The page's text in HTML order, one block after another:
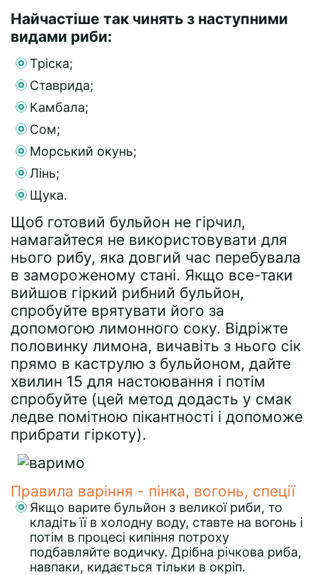
Найчастіше так чинять з наступними
видами риби:
Тріска;
Ставрида;
Камбала;
Сом;
Морський окунь;
Лінь;
Щука.
Щоб готовий бульйон не гірчил,
намагайтеся не використовувати для
нього рибу, яка довгий час перебувала
в замороженому стані. Якщо все-таки
вийшов гіркий рибний бульйон,
спробуйте врятувати його за
допомогою лимонного соку. Відріжте
половинку лимона, вичавіть з нього сік
прямо в каструлю з бульйоном, дайте
хвилин 15 для настоювання і потім
спробуйте (цей метод додасть у смак
ледве помітною пікантності і допоможе
прибрати гіркоту).
Правила варіння - пінка, вогонь, спеції
Якщо варите бульйон з великої риби, то
кладіть її в холодну воду, ставте на вогонь і
потім в процесі кипіння потроху
подбавляйте водичку. Дрібна річкова риба,
навпаки, кидається тільки в окріп.